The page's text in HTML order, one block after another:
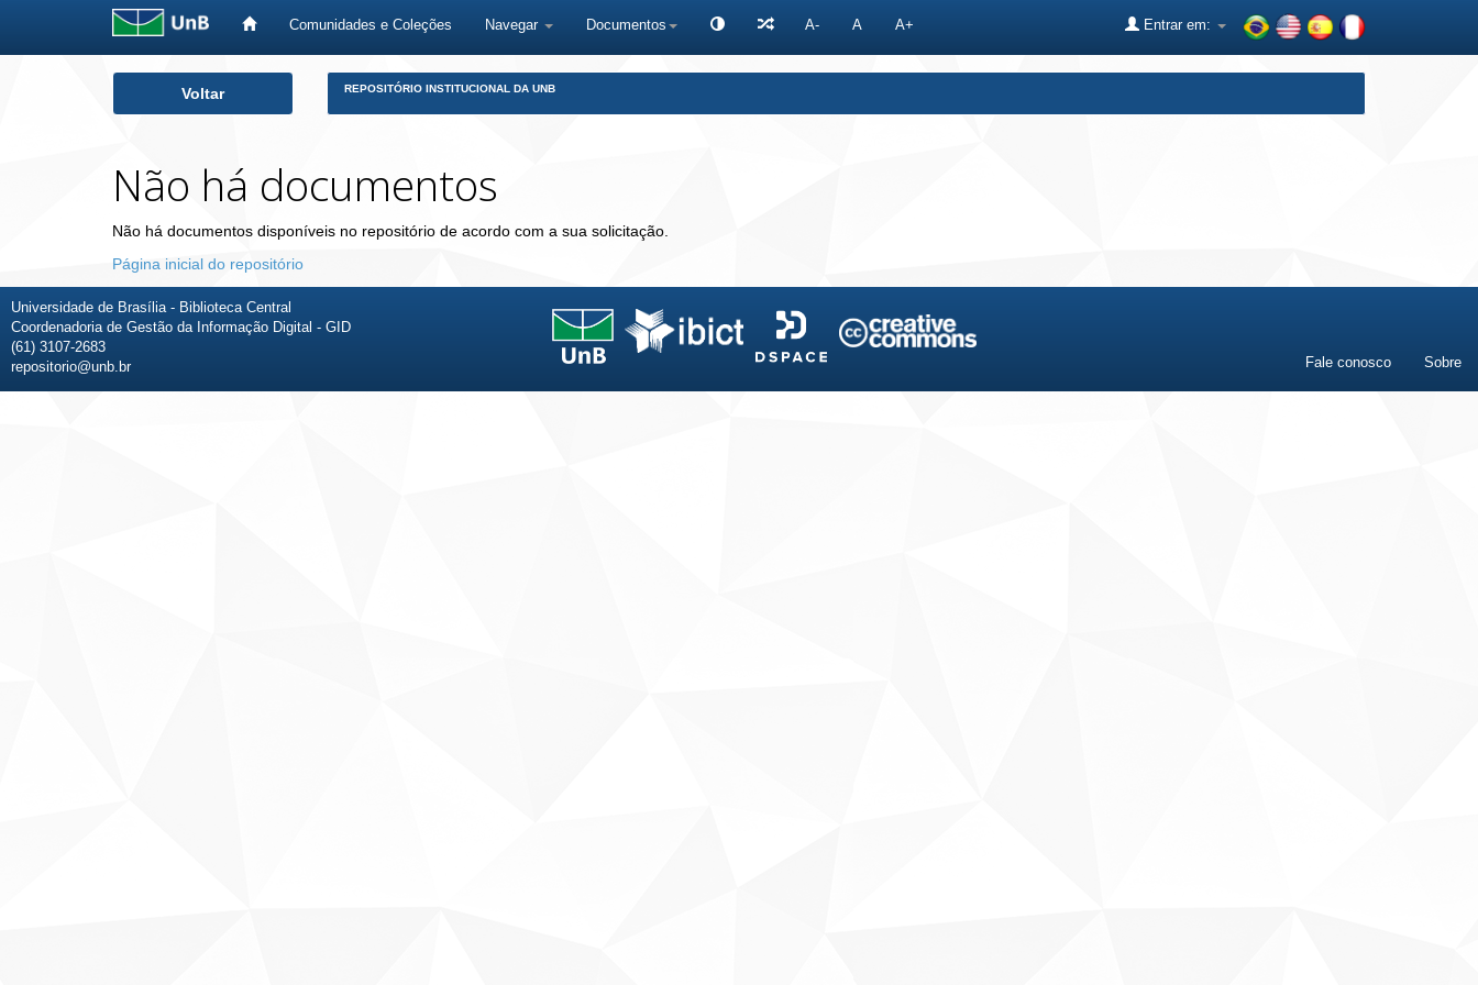
Comunidades e Coleções Navegar Documentos A- A A+ Entrar em:
Voltar REPOSITÓRIO INSTITUCIONAL DA UNB
Não há documentos
Não há documentos disponíveis no repositório de acordo com a sua solicitação.
Página inicial do repositório
Universidade de Brasília - Biblioteca Central
Coordenadoria de Gestão da Informação Digital - GID
(61) 3107-2683
repositorio@unb.br
Fale conosco Sobre